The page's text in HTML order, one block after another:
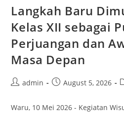
Nasional
Langkah Baru
Kelas XII sebagai
Perjuangan dan
Masa Depan
Postadmin
PostAugust 5, 2026
Waru, 10 Mei 2026 - Kegiatan